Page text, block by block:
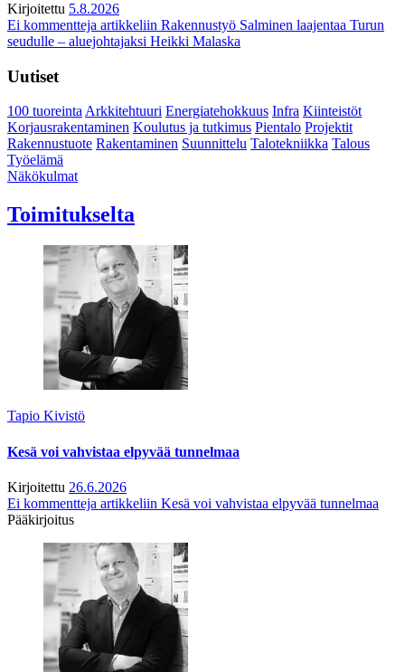
Kirjoitettu 5.8.2026
Ei kommentteja artikkeliin Rakennustyö Salminen laajentaa Turun
seudulle – aluejohtajaksi Heikki Malaska
Uutiset
100 tuoreintaArkkitehtuuri Energiatehokkuus Infra Kiinteistöt
Korjausrakentaminen Koulutus ja tutkimus Pientalo Projektit
Rakennustuote Rakentaminen Suunnittelu Talotekniikka Talous
Työelämä
Näkökulmat
Toimitukselta
Tapio Kivistö
Kesä voi vahvistaa elpyvää tunnelmaa
Kirjoitettu 26.6.2026
Ei kommentteja artikkeliin Kesä voi vahvistaa elpyvää tunnelmaa
Pääkirjoitus